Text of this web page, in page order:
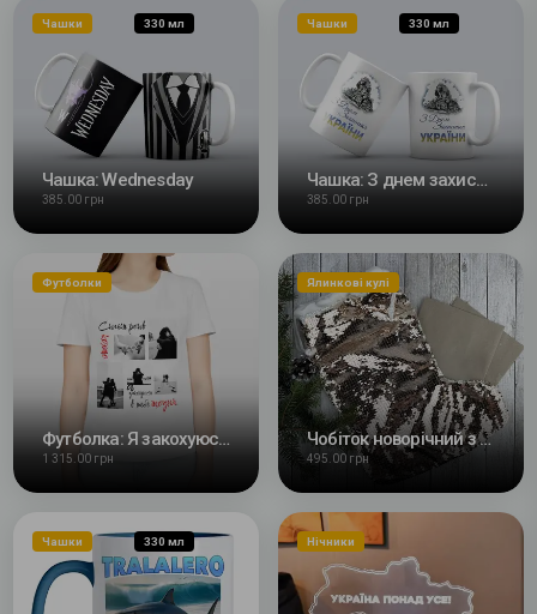
Чашки 330 мл
Чашка: Wednesday
385.00 грн
Чашки 330 мл
Чашка: З днем захисника
385.00 грн
Футболки
Футболка: Я закохуюсь в тебе щодня
1 315.00 грн
Ялинкові кулі
Чобіток новорічний з паєтками з Вашим фото
495.00 грн
Чашки 330 мл Нічники